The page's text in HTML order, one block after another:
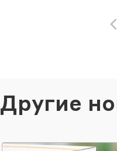
Другие